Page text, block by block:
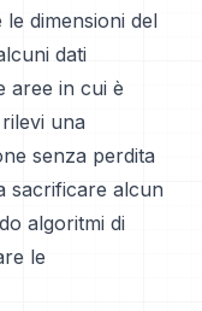
dimensioni del
dati
aree in cui è
una
senza perdita
sacrificare alcun
algoritmi di
le